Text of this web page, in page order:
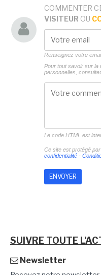
COMMENTER
VISITEUR OU
Renseignez votre
Pour tout savoir sur la
personnelles,
Le code HTML est
Ce site est protégé
confidentialité-
SUIVRE TOUTE
Newsletter